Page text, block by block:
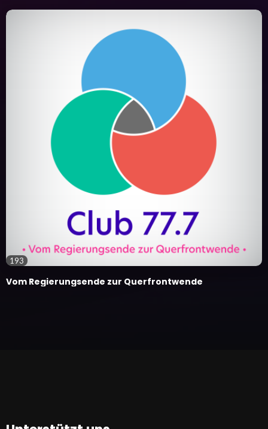
193
Vom Regierungsende zur Querfrontwende